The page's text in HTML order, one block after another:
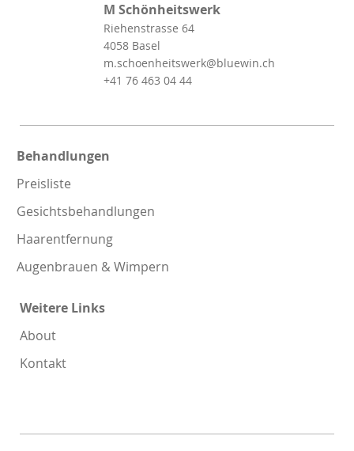
Behandlungen
Preisliste
Gesichtsbehandlungen
Haarentfernung
Augenbrauen & Wimpern
Weitere Links
About
Kontakt
M Schönheitswerk
Riehenstrasse 64
4058 Basel
m.schoenheitswerk@bluewin.ch
+41 76 463 04 44